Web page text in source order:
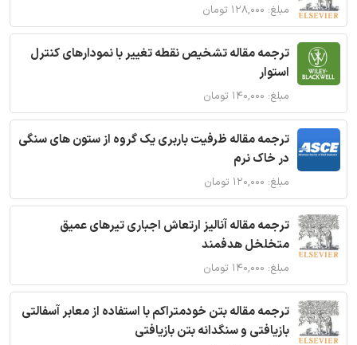
مبلغ: ۱۲۸,۰۰۰ تومان
ترجمه مقاله تشخیص نقطه تغییر با نمودارهای کنترل
استوار
مبلغ: ۱۴۰,۰۰۰ تومان
ترجمه مقاله ظرفیت باربری یک گروه از ستون های سنگی
در خاک نرم
مبلغ: ۱۲۰,۰۰۰ تومان
ترجمه مقاله آنالیز ارتعاش اجباری تیرهای عمیق
متخلخل هدفمند
مبلغ: ۱۴۰,۰۰۰ تومان
ترجمه مقاله بتن خودمتراکم با استفاده از معابر آسفالتی
بازیافتی و سنگدانه بتن بازیافتی